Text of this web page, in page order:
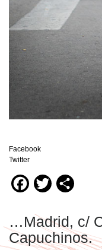
Facebook
Twitter
Facebook
Twitter
…Madrid, c/
Capuchinos.